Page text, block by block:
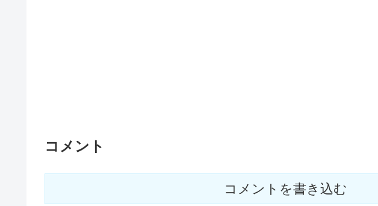
コメント
コメントを書き込む